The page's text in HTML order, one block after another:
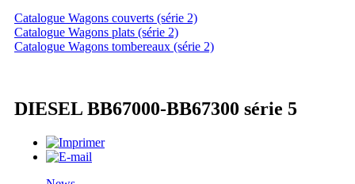
Catalogue Wagons couverts (série 2)
Catalogue Wagons plats (série 2)
Catalogue Wagons tombereaux (série 2)
DIESEL BB67000-BB67300 série 5